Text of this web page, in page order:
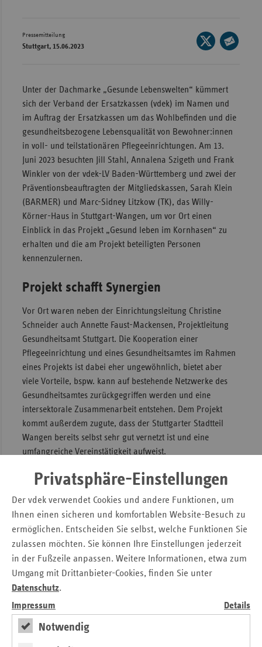
Privatsphäre-Einstellungen
Der vdek verwendet Cookies und andere Funktionen, um
Ihnen einen sicheren und komfortablen Website-Besuch zu
ermöglichen. Entscheiden Sie selbst, welche Funktionen Sie
zulassen möchten. Sie können Ihre Einstellungen jederzeit
in der Fußzeile anpassen. Weitere Informationen, etwa zum
Umgang mit Drittanbieter-Cookies, finden Sie unter
Datenschutz.
Impressum
Details
Notwendig
Pressemitteilung
Stuttgart, 15.06.2023
Seite
auf
teilen
Unter der Dachmarke „Gesunde Lebenswelten“ kümmert
sich der Verband der Ersatzkassen (vdek) im Namen und
im Auftrag der Ersatzkassen um das Wohlbefinden und die
gesundheitsbezogene Lebensqualität von Bewohner:innen
in voll- und teilstationären Pflegeeinrichtungen. Am 13.
Juni 2023 besuchten Jill Stahl, Annalena Szigeth und Frank
Winkler von der vdek-LV Baden-Württemberg und zwei der
Präventionsbeauftragten der Mitgliedskassen, Sarah Klein
(BARMER) und Marc-Sidney Litzkow (TK), das Willy-
Körner-Haus in Stuttgart-Wangen, um vor Ort einen
Einblick in das Projekt „Gesund leben im Kornhasen“ zu
erhalten und die am Projekt beteiligten Personen
kennenzulernen.
Projekt schafft Synergien
Vor Ort waren neben der Einrichtungsleitung Christine
Schneider auch Annette Faust-Mackensen, Projektleitung
Gesundheitsamt Stuttgart. Die Kooperation einer
Pflegeeinrichtung und eines Gesundheitsamtes im Rahmen
eines Projekts ist dabei eher ungewöhnlich, bietet aber
viele Vorteile, bspw. kann auf bestehende Netzwerke des
Gesundheitsamtes zurückgegriffen werden und eine
intersektorale Zusammenarbeit entstehen. Dem Projekt
kommt außerdem zugute, dass der Stuttgarter Stadtteil
Wangen bereits selbst sehr gut vernetzt ist und eine
umfangreiche Vereinstätigkeit aufweist.
Nach einer Vorstellungsrunde führte Christine Schneider
durch die Räumlichkeiten des Willy-Körner-Hauses und
erzählte den Anwesenden, welche Aktivitäten und
Maßnahmen im Rahmen des Projekts umgesetzt werden.
Partizipation ist für ein selbstbestimmtes Leben wichtig
Der Leitfaden Prävention legt die Handlungsfelder von
Maßnahmen der Prävention und Gesundheitsförderung in
stationären Pflegeeinrichtungen fest. Das Projekt „Gesund
Bewohner:innen, Maßnahmen in den Handlungsfeldern
Bewegung, Ernährung, körperliche Aktivität, Stärkung